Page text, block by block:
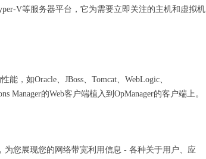
V等服务器平台，它为需要立即关注的主机和虚拟机
能，如Oracle、JBoss、Tomcat、WebLogic、
Manager的Web客户端植入到OpManager的客户端上。
为您展现您的网络带宽利用信息 - 各种关于用户、应